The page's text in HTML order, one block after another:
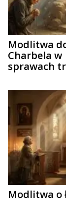
Modlitwa
Charbela w
sprawach
Modlitwa o